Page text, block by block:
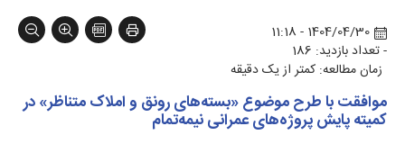
1404/04/30 - 11:18
- تعداد بازدید: 186
زمان مطالعه: کمتر از یک دقیقه
موافقت با طرح موضوع «بسته‌های رونق و املاک متناظر» در
کمیته پایش پروژه‌های عمرانی نیمه‌تمام